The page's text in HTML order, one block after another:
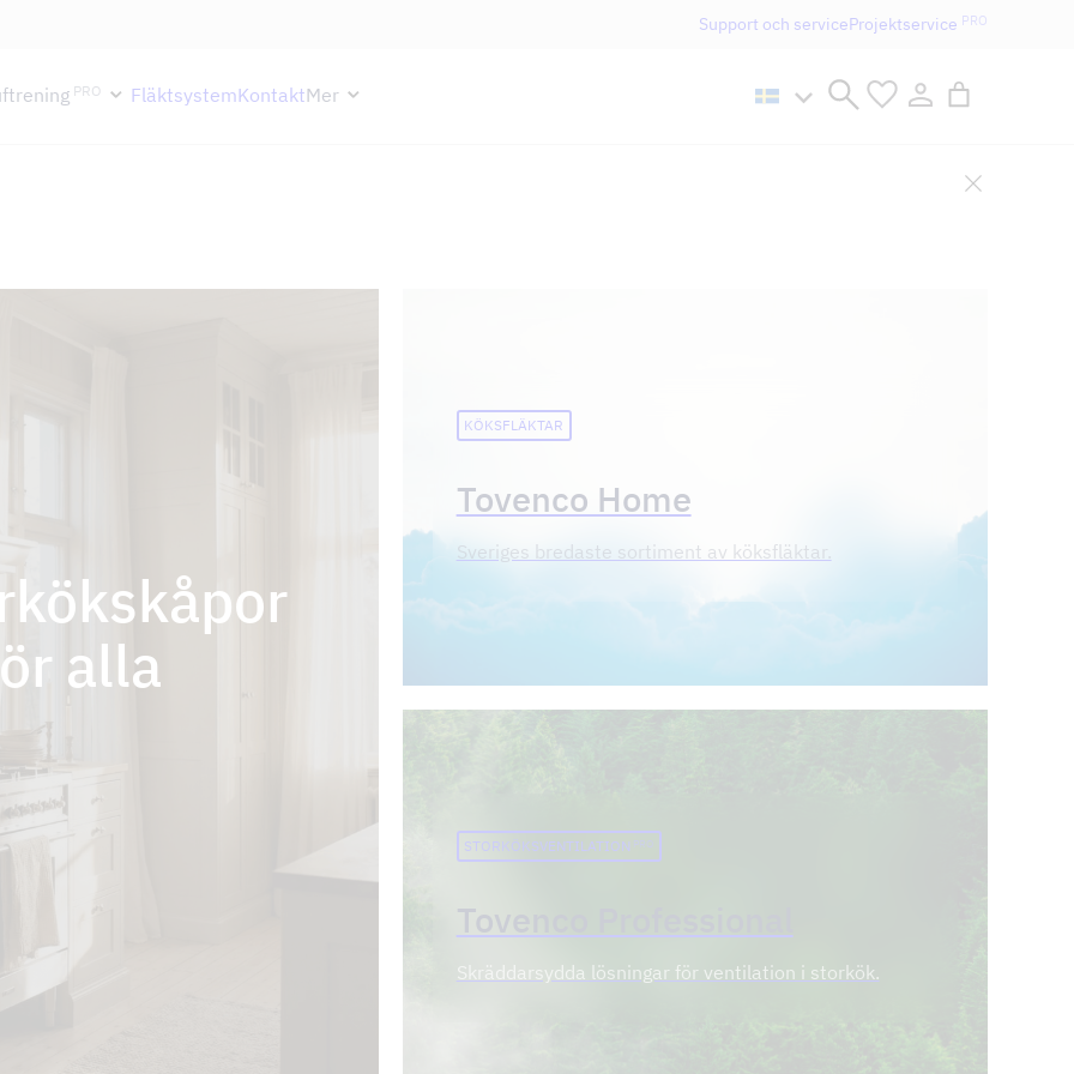
håller semesterstängt under vecka 29–31. Storköksverksamheten håller öppet som vanligt.Support och serviceProjektservice PRO
PRO FläktsystemKontaktMer
alla
KÖKSFLÄKTAR
Tovenco Home
Sveriges bredaste sortiment av köksfläktar.
STORKÖKSVENTILATION PRO
Skräddarsydda lösningar för ventilation i storkök.